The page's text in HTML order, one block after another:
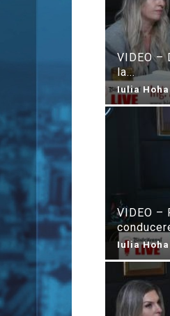
VIDEO –
la...
Iulia Hoha
VIDEO –
Iulia Hoha